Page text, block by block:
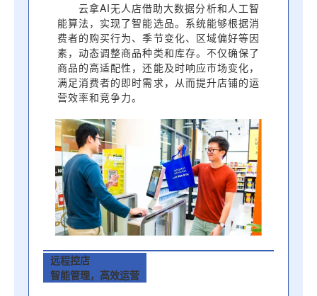
云拿AI无人店借助大数据分析和人工智
能算法，实现了智能选品。系统能够根据消
费者的购买行为、季节变化、区域偏好等因
素，动态调整商品种类和库存。不仅确保了
商品的高适配性，还能及时响应市场变化，
满足消费者的即时需求，从而提升店铺的运
营效率和竞争力。
远程控店
智能管理，高效运营